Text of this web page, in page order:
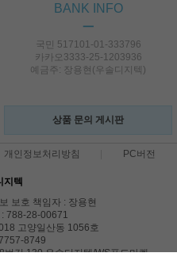
BANK INFO
ㅡ
국민 517101-01-333796
카카오3333-25-1203936
예금주: 장용현(우솔디지텍)
상품 문의 게시판
개인정보처리방침 PC버전
지텍
보호 책임자 : 장용현
788-28-00671
고양일산동 1056호
8749
길 130 우솔디지텍/WS푸드마켓